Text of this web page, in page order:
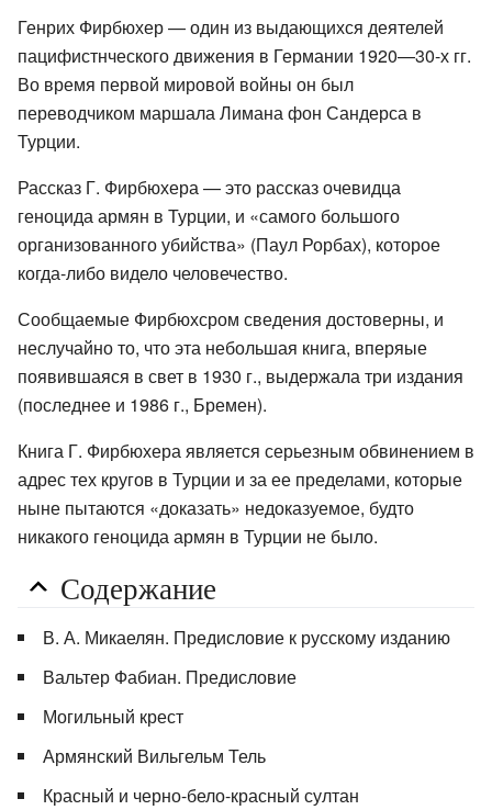
Генрих Фирбюхер — один из выдающихся деятелей
пацифистнческого движения в Германии 1920—30-х гг.
Во время первой мировой войны он был
переводчиком маршала Лимана фон Сандерса в
Турции.
Рассказ Г. Фирбюхера — это рассказ очевидца
геноцида армян в Турции, и «самого большого
организованного убийства» (Паул Рорбах), которое
когда-либо видело человечество.
Сообщаемые Фирбюхсром сведения достоверны, и
неслучайно то, что эта небольшая книга, вперяые
появившаяся в свет в 1930 г., выдержала три издания
(последнее и 1986 г., Бремен).
Книга Г. Фирбюхера является серьезным обвинением в
адрес тех кругов в Турции и за ее пределами, которые
ныне пытаются «доказать» недоказуемое, будто
никакого геноцида армян в Турции не было.
Содержание
В. А. Микаелян. Предисловие к русскому изданию
Вальтер Фабиан. Предисловие
Могильный крест
Армянский Вильгельм Тель
Красный и черно-бело-красный султан